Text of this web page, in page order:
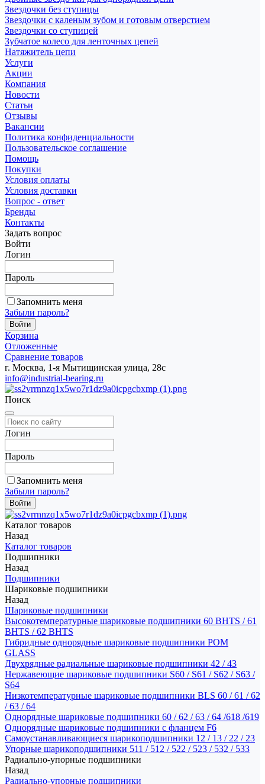
Звездочки без ступицы
Звездочки с каленым зубом и готовым отверстием
Звездочки со ступицей
Зубчатое колесо для ленточных цепей
Натяжитель цепи
Услуги
Акции
Компания
Новости
Статьи
Отзывы
Вакансии
Политика конфиденциальности
Пользовательское соглашение
Помощь
Покупки
Условия оплаты
Условия доставки
Вопрос - ответ
Бренды
Контакты
Задать вопрос
Войти
Логин
Пароль
Запомнить меня
Забыли пароль?
Корзина
Отложенные
Сравнение товаров
г. Москва, 1-я Мытищинская улица, 28с
info@industrial-bearing.ru
Поиск
Логин
Пароль
Запомнить меня
Забыли пароль?
Каталог товаров
Назад
Каталог товаров
Подшипники
Назад
Подшипники
Шариковые подшипники
Назад
Шариковые подшипники
Высокотемпературные шариковые подшипники 60 BHTS / 61
BHTS / 62 BHTS
Гибридные однорядные шариковые подшипники POM
GLASS
Двухрядные радиальные шариковые подшипники 42 / 43
Нержавеющие шариковые подшипники S60 / S61 / S62 / S63 /
S64
Низкотемпературные шариковые подшипники BLS 60 / 61 / 62
/ 63 / 64
Однорядные шариковые подшипники 60 / 62 / 63 / 64 /618 /619
Однорядные шариковые подшипники с фланцем F6
Самоустанавливающиеся шарикоподшипники 12 / 13 / 22 / 23
Упорные шарикоподшипники 511 / 512 / 522 / 523 / 532 / 533
Радиально-упорные подшипники
Назад
Радиально-упорные подшипники